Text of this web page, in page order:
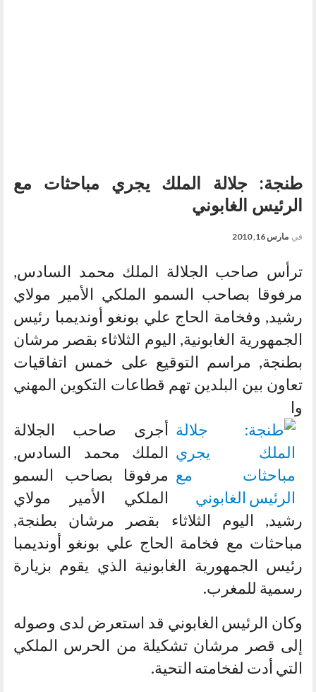
طنجة: جلالة الملك يجري مباحثات مع
الرئيس الغابوني
في مارس 16, 2010
ترأس صاحب الجلالة الملك محمد السادس,
مرفوقا بصاحب السمو الملكي الأمير مولاي
رشيد, وفخامة الحاج علي بونغو أونديمبا رئيس
الجمهورية الغابونية, اليوم الثلاثاء بقصر مرشان
بطنجة, مراسم التوقيع على خمس اتفاقيات
تعاون بين البلدين تهم قطاعات التكوين المهني
وا
أجرى صاحب الجلالة
الملك محمد السادس,
مرفوقا بصاحب السمو
الملكي الأمير مولاي
رشيد, اليوم الثلاثاء بقصر مرشان بطنجة,
مباحثات مع فخامة الحاج علي بونغو أونديمبا
رئيس الجمهورية الغابونية الذي يقوم بزيارة
رسمية للمغرب.
وكان الرئيس الغابوني قد استعرض لدى وصوله
إلى قصر مرشان تشكيلة من الحرس الملكي
التي أدت لفخامته التحية.